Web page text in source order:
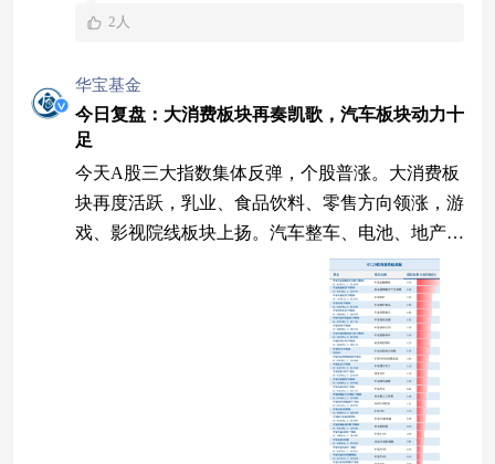
2人
华宝基金
今日复盘：大消费板块再奏凯歌，汽车板块动力十
足
今天A股三大指数集体反弹，个股普涨。大消费板
块再度活跃，乳业、食品饮料、零售方向领涨，游
戏、影视院线板块上扬。汽车整车、电池、地产板
块涨幅居前。而半导体、算力硬件产业链调整。
三大指数集体收涨 今天A股三大指数早盘探底回升
后震荡走弱，午后向上步伐比较坚定，三大指数全
线收涨。个股涨跌比为4249:1212，红方占比近8
成。 7月29日大盘指数走势 （数据来源：Wind，2